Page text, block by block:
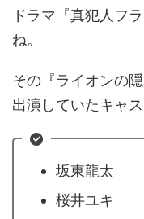
ドラマ『真犯人フ
ね。
その『ライオンの
出演していたキャ
坂東龍太
桜井ユキ